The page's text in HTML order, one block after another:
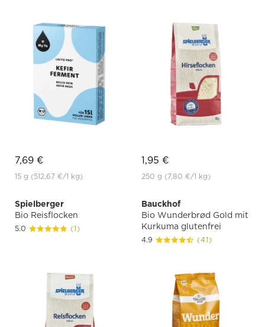
7,69 €
15 g (512,67 €/1 kg)
1,95 €
250 g (7,80 €/1 kg)
Spielberger
Bio Reisflocken
5.0 (1)
Bauckhof
Bio Wunderbrød Gold mit
Kurkuma glutenfrei
4.9 (41)